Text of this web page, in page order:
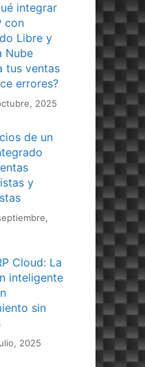
integrar
con
Libre y
Nube
tus ventas
errores?
2025
de un
y
Cloud: La
inteligente
sin
2025